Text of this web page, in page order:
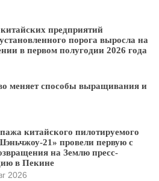
предприятий
порога выросла на
в первом полугодии 2026 года
меняет способы выращивания и
китайского пилотируемого
21» провели первую с
на Землю пресс-
в Пекине
2026